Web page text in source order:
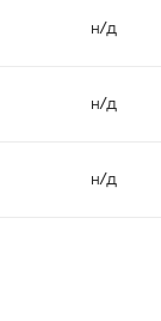
н/д
н/д
н/д